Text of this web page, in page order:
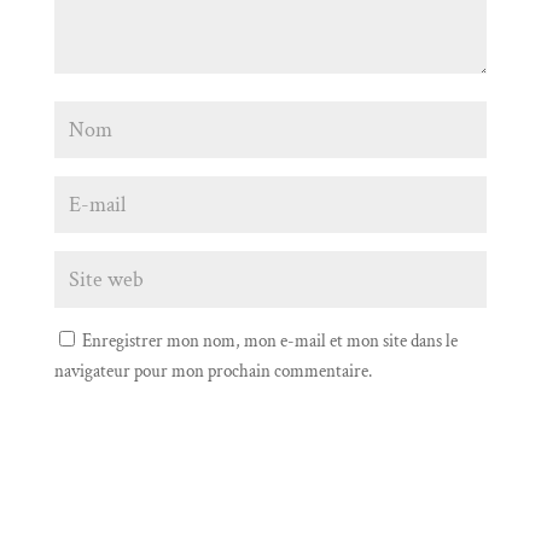
Enregistrer mon nom, mon e-mail et mon site dans le
navigateur pour mon prochain commentaire.